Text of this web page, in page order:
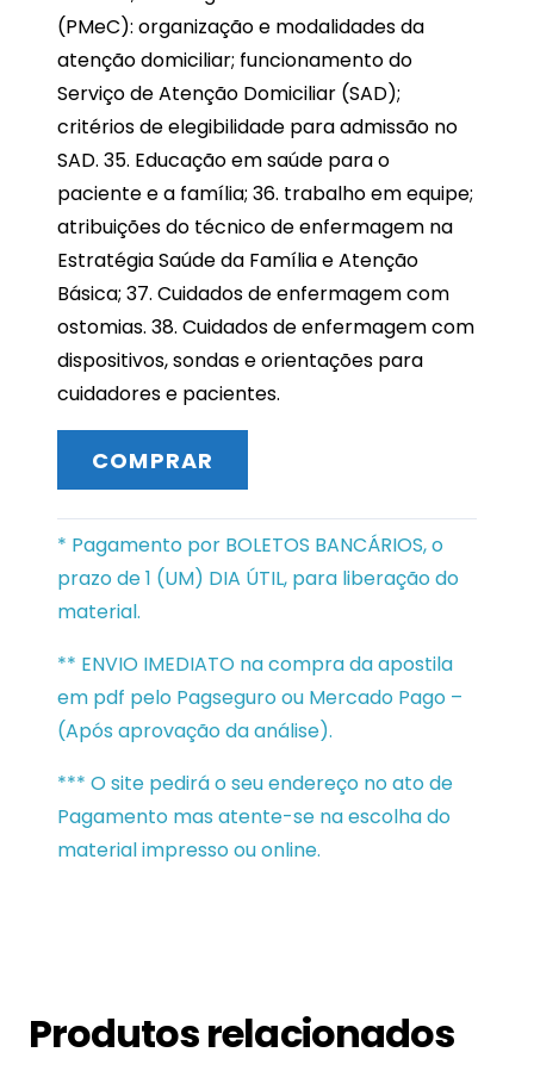
(PMeC): organização e modalidades da
atenção domiciliar; funcionamento do
Serviço de Atenção Domiciliar (SAD);
critérios de elegibilidade para admissão no
SAD. 35. Educação em saúde para o
paciente e a família; 36. trabalho em equipe;
atribuições do técnico de enfermagem na
Estratégia Saúde da Família e Atenção
Básica; 37. Cuidados de enfermagem com
ostomias. 38. Cuidados de enfermagem com
dispositivos, sondas e orientações para
cuidadores e pacientes.
COMPRAR
* Pagamento por BOLETOS BANCÁRIOS, o
prazo de 1 (UM) DIA ÚTIL, para liberação do
material.
** ENVIO IMEDIATO na compra da apostila
em pdf pelo Pagseguro ou Mercado Pago –
(Após aprovação da análise).
*** O site pedirá o seu endereço no ato de
Pagamento mas atente-se na escolha do
material impresso ou online.
Produtos relacionados